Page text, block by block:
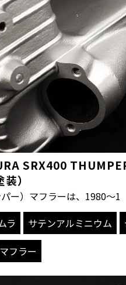
SRX400
）
ー）マフラーは、1980～1
ラ サテンアルミニウム
マフラー